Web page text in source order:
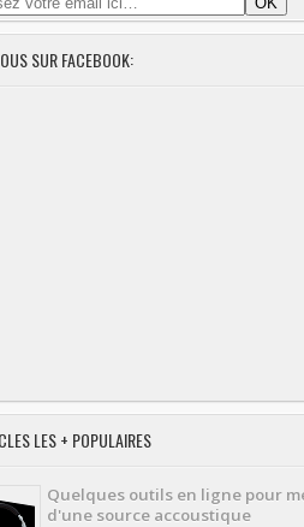
SUR FACEBOOK:
LES + POPULAIRES
Quelques outils en ligne pour
d'une source accoustique